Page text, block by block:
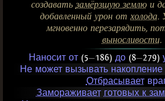
создавать замёрзшую землюи
добавленный урон от холода.
мгновенно перезарядить,
выносливости.
Наносит от (5—186)до (8—279)
Не может вызывать
Отбрасывает
Замораживает готовых к